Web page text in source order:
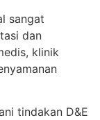
sangat
dan
klinik
tindakan D&E